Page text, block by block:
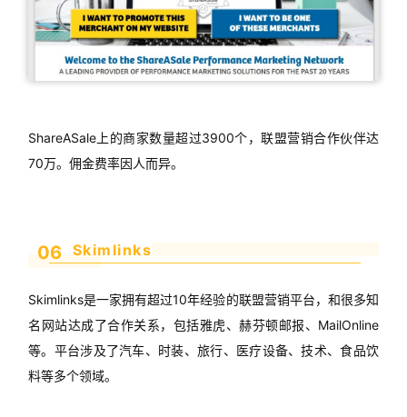
ShareASale上的商家数量超过3900个，联盟营销合作伙伴达
70万。佣金费率因人而异。
06 Skimlinks
Skimlinks是一家拥有超过10年经验的联盟营销平台，和很多知
名网站达成了合作关系，包括雅虎、赫芬顿邮报、MailOnline
等。平台涉及了汽车、时装、旅行、医疗设备、技术、食品饮
料等多个领域。